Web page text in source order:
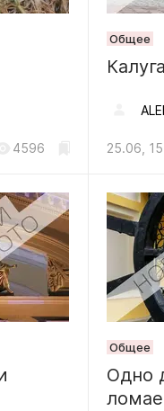
ФСБ
Вместо
унитаз:
04.08, 11:38
4596
Общее
25.06,
Общее
Одно